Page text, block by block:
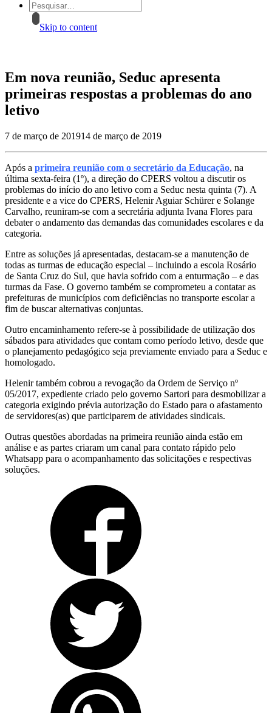
Skip to content
Em nova reunião, Seduc apresenta
primeiras respostas a problemas do ano
letivo
7 de março de 201914 de março de 2019
Após a primeira reunião com o secretário da Educação, na
última sexta-feira (1º), a direção do CPERS voltou a discutir os
problemas do início do ano letivo com a Seduc nesta quinta (7). A
presidente e a vice do CPERS, Helenir Aguiar Schürer e Solange
Carvalho, reuniram-se com a secretária adjunta Ivana Flores para
debater o andamento das demandas das comunidades escolares e da
categoria.
Entre as soluções já apresentadas, destacam-se a manutenção de
todas as turmas de educação especial – incluindo a escola Rosário
de Santa Cruz do Sul, que havia sofrido com a enturmação – e das
turmas da Fase. O governo também se comprometeu a contatar as
prefeituras de municípios com deficiências no transporte escolar a
fim de buscar alternativas conjuntas.
Outro encaminhamento refere-se à possibilidade de utilização dos
sábados para atividades que contam como período letivo, desde que
o planejamento pedagógico seja previamente enviado para a Seduc e
homologado.
Helenir também cobrou a revogação da Ordem de Serviço nº
05/2017, expediente criado pelo governo Sartori para desmobilizar a
categoria exigindo prévia autorização do Estado para o afastamento
de servidores(as) que participarem de atividades sindicais.
Outras questões abordadas na primeira reunião ainda estão em
análise e as partes criaram um canal para contato rápido pelo
Whatsapp para o acompanhamento das solicitações e respectivas
soluções.